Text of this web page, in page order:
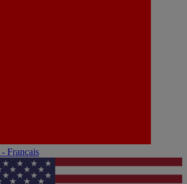
Français